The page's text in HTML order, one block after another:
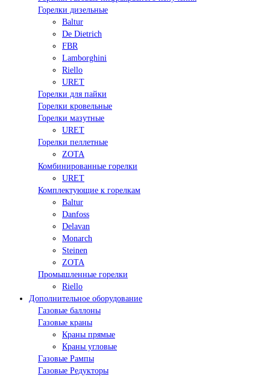
Горелки дизельные
Baltur
De Dietrich
FBR
Lamborghini
Riello
URET
Горелки для пайки
Горелки кровельные
Горелки мазутные
URET
Горелки пеллетные
ZOTA
Комбинированные горелки
URET
Комплектующие к горелкам
Baltur
Danfoss
Delavan
Monarch
Steinen
ZOTA
Промышленные горелки
Riello
Дополнительное оборудование
Газовые баллоны
Газовые краны
Краны прямые
Краны угловые
Газовые Рампы
Газовые Редукторы